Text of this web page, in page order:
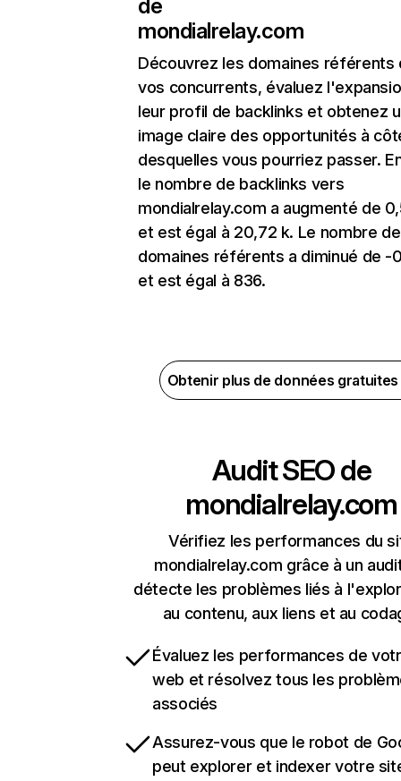
de
mondialrelay.com
Découvrez les domaines référents
vos concurrents, évaluez
leur profil de backlinks et obtenez
image claire des opportunités à
desquelles vous pourriez passer.
le nombre de backlinks vers
mondialrelay.com a augmenté de
et est égal à 20,72 k. Le nombre de
domaines référents a diminué de -
et est égal à 836.
Obtenir plus de données
Audit SEO de
mondialrelay.com
Vérifiez les performances du
mondialrelay.com grâce à un
détecte les problèmes liés à
au contenu, aux liens et au
Évaluez les performances de
web et résolvez tous les
associés
Assurez-vous que le robot de
peut explorer et indexer votre